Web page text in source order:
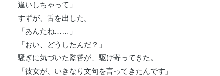
違いしちゃって」
すずが、舌を出した。
「あんたね……」
「おい、どうしたんだ？」
騒ぎに気づいた監督が、駆け寄ってきた。
「彼女が、いきなり文句を言ってきたんです」